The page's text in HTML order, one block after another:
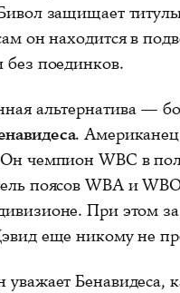
защищает
он находится в
без поединков.
альтернатива —
. Американец
чемпион WBC в
поясов WBA и
При этом
еще никому не
уважает Бенавидеса,